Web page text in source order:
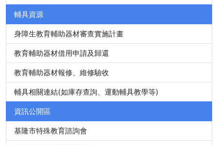
輔具資源
身障生教育輔助器材審查實施計畫
教育輔助器材借用申請及歸還
教育輔助器材報修、維修驗收
輔具相關連結(如庫存查詢、運動輔具教學等)
資訊公開區
基隆市特殊教育諮詢會